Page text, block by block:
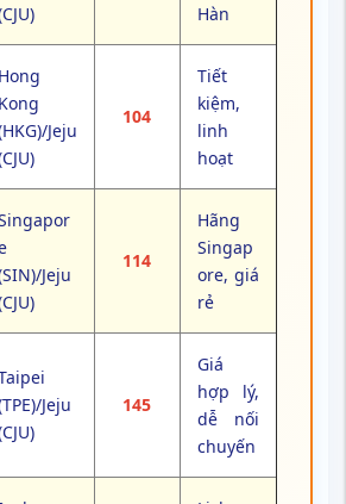
Hàn
Hong
Kong
Jeju
104
Tiết
kiệm,
linh
hoạt
Jeju
114
Hãng
Singap
ore, giá
rẻ
Jeju
145
Giá
hợp lý,
dễ nối
chuyến